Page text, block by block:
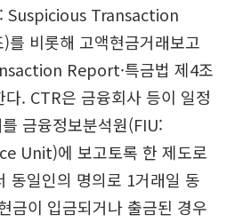
Suspicious Transaction
를 비롯해 고액현금거래보고
Report·특금법 제4조
. CTR은 금융회사 등이 일정
금융정보분석원(FIU:
Unit)에 보고토록 한 제도로
동일인의 명의로 1거래일 동
금이 입금되거나 출금된 경우